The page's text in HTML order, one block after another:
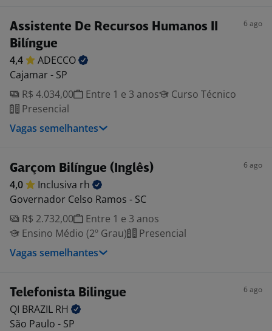
Assistente De Recursos Humanos II
Bilíngue
6 ago
4,4
ADECCO
Cajamar - SP
R$ 4.034,00
Entre 1 e 3 anos
Curso Técnico
Presencial
Vagas semelhantes
Garçom Bilíngue (Inglês) 6 ago
4,0 Inclusiva rh
Governador Celso Ramos - SC
R$ 2.732,00
Entre 1 e 3 anos
Ensino Médio (2º Grau)
Presencial
Vagas semelhantes
Telefonista Bilingue 6 ago
QI BRAZIL RH
São Paulo - SP